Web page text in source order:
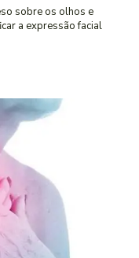
sobre os olhos e
a expressão facial